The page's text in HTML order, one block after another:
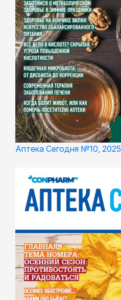
Аптека Сегодня №10, 2025